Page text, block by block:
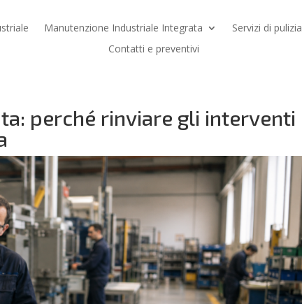
Manutenzione Industriale Integrata Servizi di pulizia
Contatti e preventivi
perché rinviare gli interventi